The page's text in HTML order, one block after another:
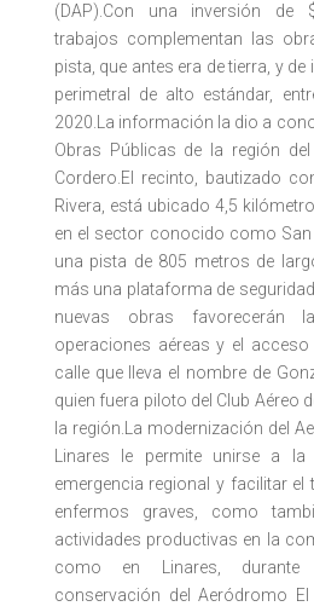
(DAP).Con una inversión de
trabajos complementan las
pista, que antes era de tierra, y
perimetral de alto estándar,
2020.La información la dio a
Obras Públicas de la región
Cordero.El recinto, bautizado
Rivera, está ubicado 4,5
en el sector conocido como
una pista de 805 metros de
más una plataforma de
nuevas obras favorecerán
operaciones aéreas y el
calle que lleva el nombre de
quien fuera piloto del Club Aéreo
la región.La modernización del
Linares le permite unirse a
emergencia regional y facilitar
enfermos graves, como
actividades productivas en la
como en Linares,
conservación del Aeródromo El